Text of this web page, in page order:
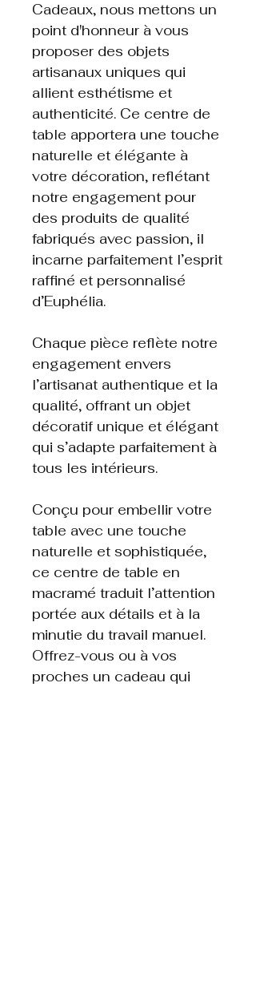
Cadeaux, nous mettons un
point d'honneur à vous
proposer des objets
artisanaux uniques qui
allient esthétisme et
authenticité. Ce centre de
table apportera une touche
naturelle et élégante à
votre décoration, reflétant
notre engagement pour
des produits de qualité
fabriqués avec passion, il
incarne parfaitement l’esprit
raffiné et personnalisé
d’Euphélia.
Chaque pièce reflète notre
engagement envers
l’artisanat authentique et la
qualité, offrant un objet
décoratif unique et élégant
qui s’adapte parfaitement à
tous les intérieurs.
Conçu pour embellir votre
table avec une touche
naturelle et sophistiquée,
ce centre de table en
macramé traduit l’attention
portée aux détails et à la
minutie du travail manuel.
Offrez-vous ou à vos
proches un cadeau qui